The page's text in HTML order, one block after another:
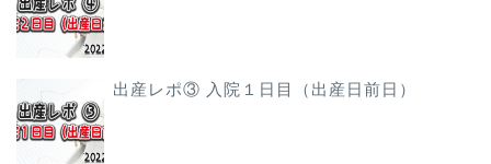
出産レポ③ 入院１日目（出産日前日）